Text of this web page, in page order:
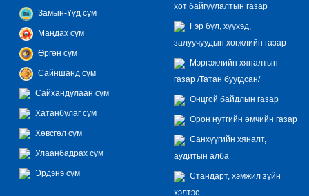
Замын-Үүд сум
Мандах сум
Өргөн сум
Сайншанд сум
Сайхандулаан сум
Хатанбулаг сум
Хөвсгөл сум
Улаанбадрах сум
Эрдэнэ сум
хот байгуулалтын газар
Гэр бүл, хүүхэд,
залуучуудын хөгжлийн газар
Мэргэжлийн хяналтын
газар /Татан буугдсан/
Онцгой байдлын газар
Орон нутгийн өмчийн газар
Санхүүгийн хяналт,
аудитын алба
Стандарт, хэмжил зүйн
хэлтэс